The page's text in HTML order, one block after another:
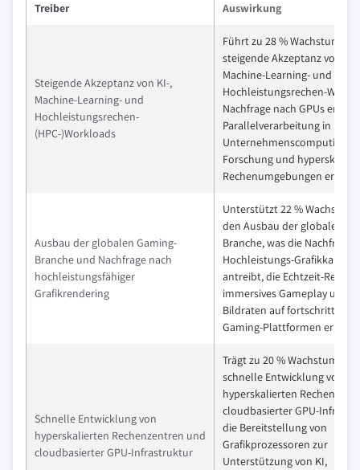
Treiber Auswirkung
Steigende Akzeptanz von KI-,
Machine-Learning- und
Hochleistungsrechen-
(HPC-)Workloads
Führt zu 28 % Wachstum,
steigende Akzeptanz von KI-,
Machine-Learning- und
Hochleistungsrechen-
Nachfrage nach GPUs
Parallelverarbeitung in
Unternehmenscomputing,
Forschung und
Rechenumgebungen
Ausbau der globalen Gaming-
Branche und Nachfrage nach
hochleistungsfähiger
Grafikrendering
Unterstützt 22 % Wachstum
den Ausbau der globalen
Branche, was die Nachfrage
Hochleistungs-Grafikkarten
antreibt, die Echtzeit-
immersives Gameplay und
Bildraten auf
Gaming-Plattformen
Schnelle Entwicklung von
hyperskalierten Rechenzentren und
cloudbasierter GPU-Infrastruktur
Trägt zu 20 % Wachstum
schnelle Entwicklung von
hyperskalierten
cloudbasierter GPU-
die Bereitstellung von
Grafikprozessoren zur
Unterstützung von KI,